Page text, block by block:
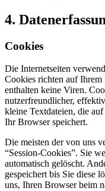
4.
Cookies
Die Internetseiten
Cookies richten auf Ihrem
enthalten keine Viren.
nutzerfreundlicher,
kleine Textdateien, die
Ihr Browser speichert.
Die meisten der von uns
“Session-Cookies”. Sie
automatisch gelöscht.
gespeichert bis Sie diese
uns, Ihren Browser beim